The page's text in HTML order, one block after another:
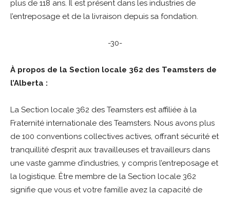
plus de 118 ans. Il est présent dans les industries de
l’entreposage et de la livraison depuis sa fondation.
-30-
À propos de la Section locale 362 des Teamsters de
l’Alberta :
La Section locale 362 des Teamsters est affiliée à la
Fraternité internationale des Teamsters. Nous avons plus
de 100 conventions collectives actives, offrant sécurité et
tranquillité d’esprit aux travailleuses et travailleurs dans
une vaste gamme d’industries, y compris l’entreposage et
la logistique. Être membre de la Section locale 362
signifie que vous et votre famille avez la capacité de